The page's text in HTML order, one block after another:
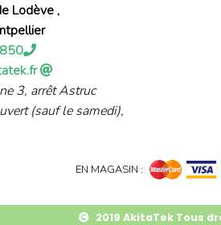
Lodève ,
3, arrêt Astruc
(sauf le samedi),
EN MAGASIN :
2019 AkitaTek Tous